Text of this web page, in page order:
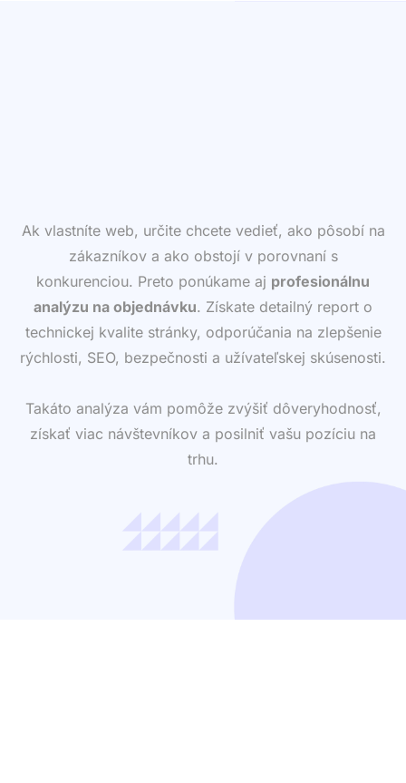
Ak vlastníte web, určite chcete vedieť, ako pôsobí na
zákazníkov a ako obstojí v porovnaní s
konkurenciou. Preto ponúkame aj profesionálnu
analýzu na objednávku. Získate detailný report o
technickej kvalite stránky, odporúčania na zlepšenie
rýchlosti, SEO, bezpečnosti a užívateľskej skúsenosti.
Takáto analýza vám pomôže zvýšiť dôveryhodnosť,
získať viac návštevníkov a posilniť vašu pozíciu na
trhu.